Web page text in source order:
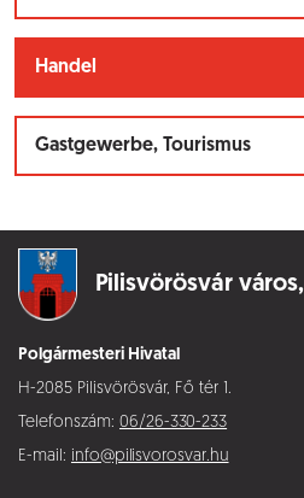
Handel
Gastgewerbe, Tourismus
Pilisvörösvár város,
Polgármesteri Hivatal
H-2085 Pilisvörösvár, Fő tér 1.
Telefonszám: 06/26-330-233
E-mail: info@pilisvorosvar.hu